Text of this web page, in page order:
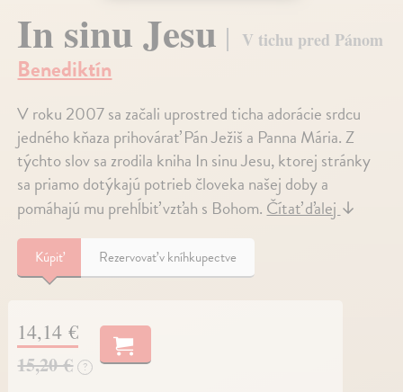
In sinu Jesu V tichu pred Pánom
Benediktín
V roku 2007 sa začali uprostred ticha adorácie srdcu
jedného kňaza prihovárať Pán Ježiš a Panna Mária. Z
týchto slov sa zrodila kniha In sinu Jesu, ktorej stránky
sa priamo dotýkajú potrieb človeka našej doby a
pomáhajú mu prehĺbiť vzťah s Bohom. Čítať ďalej ↓
Kúpiť Rezervovať v kníhkupectve
14,14 €
15,20 €
?